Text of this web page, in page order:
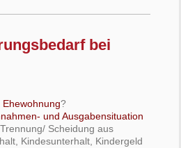
bei
Ehewohnung?
und Ausgabensituation
Scheidung aus
Kindesunterhalt, Kindergeld